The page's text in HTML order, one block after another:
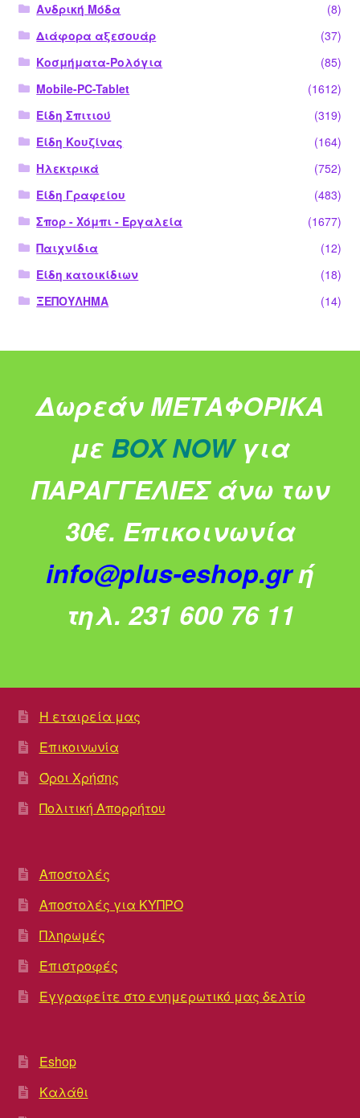
Ανδρική Μόδα
(8)
Διάφορα αξεσουάρ
(37)
Κοσμήματα-Ρολόγια
(85)
Mobile-PC-Tablet
(1612)
Είδη Σπιτιού
(319)
Είδη Κουζίνας
(164)
Ηλεκτρικά
(752)
Είδη Γραφείου
(483)
Σπορ - Χόμπι - Εργαλεία
(1677)
Παιχνίδια
(12)
Είδη κατοικίδιων
(18)
ΞΕΠΟΥΛΗΜΑ
(14)
Δωρεάν ΜΕΤΑΦΟΡΙΚΑ
με BOX NOW για
ΠΑΡΑΓΓΕΛΙΕΣ άνω των
30€. Επικοινωνία
info@plus-eshop.grή
τηλ. 231 600 76 11
Η εταιρεία μας
Επικοινωνία
Όροι Χρήσης
Πολιτική Απορρήτου
Αποστολές
Αποστολές για ΚΥΠΡΟ
Πληρωμές
Επιστροφές
Εγγραφείτε στο ενημερωτικό μας δελτίο
Eshop
Καλάθι